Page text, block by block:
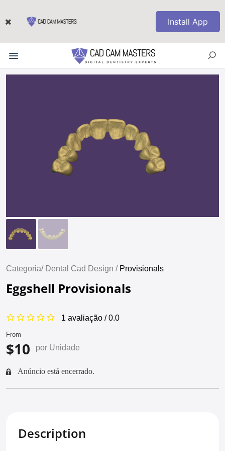
Install App
Categoria/ Dental Cad Design /Provisionals
Eggshell Provisionals
1 avaliação / 0.0
From
$10 por Unidade
Anúncio está encerrado.
Description